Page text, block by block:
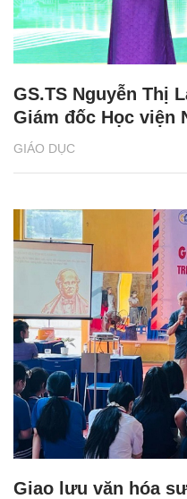
GIÁO DỤC
GS.TS Nguyễn Thị
Giám đốc Học viện
Giao lưu văn hóa